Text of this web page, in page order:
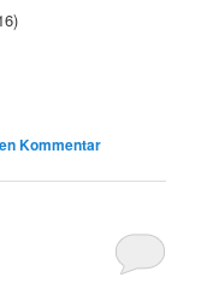
Kommentar